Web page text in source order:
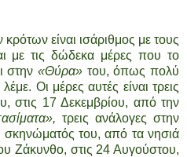
είναι ισάριθμος με τους
με τις δώδεκα μέρες που το
στην «Θύρα» του, όπως πολύ
Οι μέρες αυτές είναι τρεις
στις 17 Δεκεμβρίου, από την
τρεις ανάλογες στην
του, από τα νησιά
Ζάκυνθο, στις 24 Αυγούστου,